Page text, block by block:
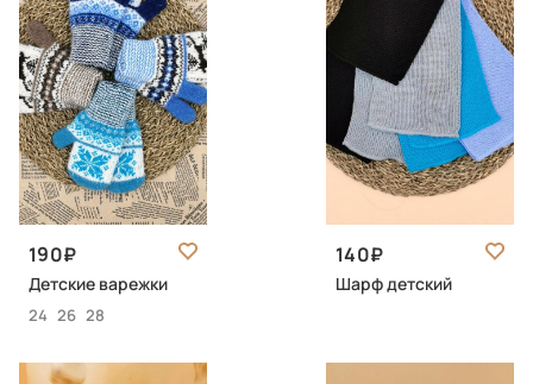
190
Детские варежки
24 26 28
140
Шарф детский